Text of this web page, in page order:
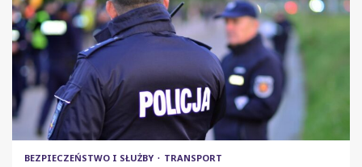
BEZPIECZEŃSTWO I SŁUŻBY TRANSPORT